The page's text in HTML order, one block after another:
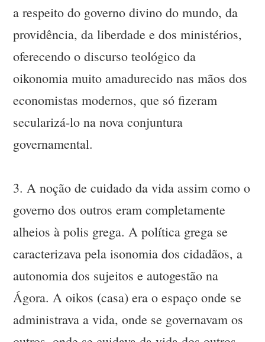
a respeito do governo divino do mundo, da
providência, da liberdade e dos ministérios,
oferecendo o discurso teológico da
oikonomia muito amadurecido nas mãos dos
economistas modernos, que só fizeram
secularizá-lo na nova conjuntura
governamental.
3. A noção de cuidado da vida assim como o
governo dos outros eram completamente
alheios à polis grega. A política grega se
caracterizava pela isonomia dos cidadãos, a
autonomia dos sujeitos e autogestão na
Ágora. A oikos (casa) era o espaço onde se
administrava a vida, onde se governavam os